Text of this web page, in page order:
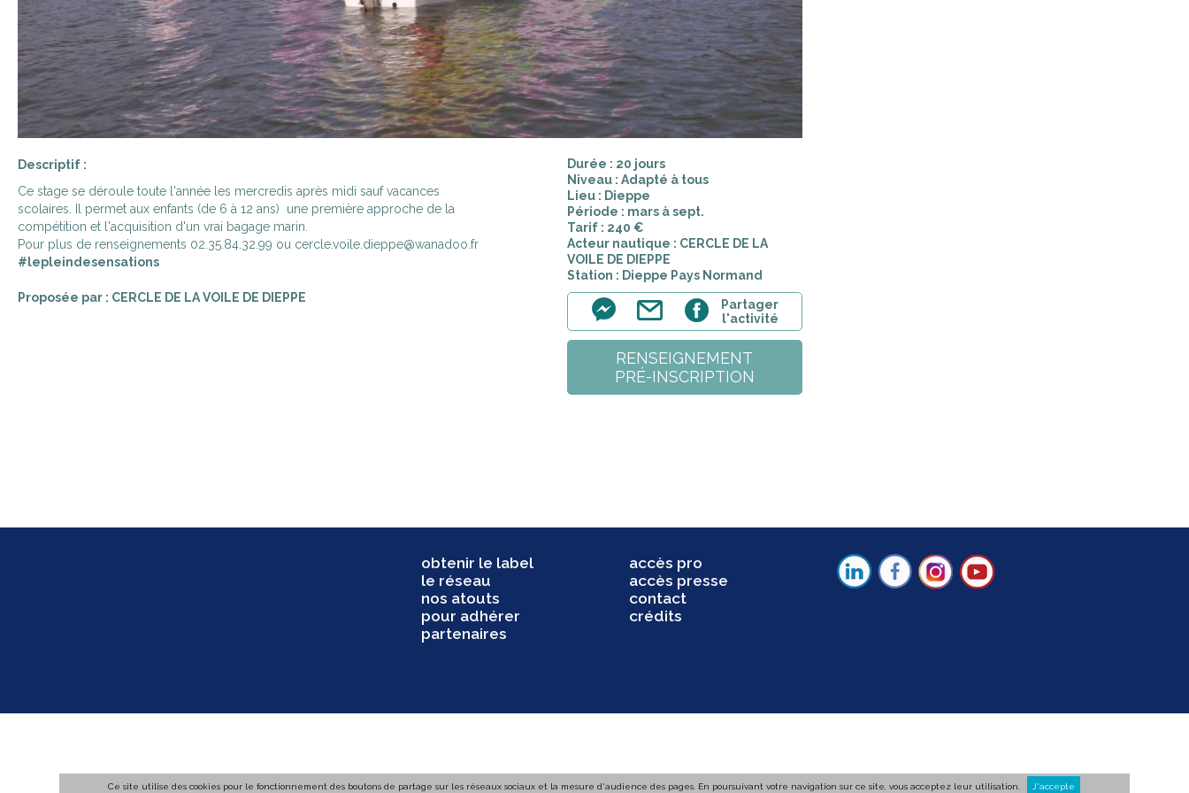
Ce site utilise des cookies pour le fonctionnement des boutons de partage sur les réseaux sociaux et la mesure d'audience des pages. En poursuivant votre navigation sur ce site, vous acceptez leur utilisation. J'accepte
Durée : 20 jours
Niveau : Adapté à tous
Lieu : Dieppe
Période : mars à sept.
Tarif : 240 €
Acteur nautique : CERCLE DE LA
VOILE DE DIEPPE
Station : Dieppe Pays Normand
Partager
l'activité
RENSEIGNEMENT
PRÉ-INSCRIPTION
Descriptif :
Ce stage se déroule toute l'année les mercredis après midi sauf vacances
scolaires. Il permet aux enfants (de 6 à 12 ans) une première approche de la
compétition et l'acquisition d'un vrai bagage marin.
Pour plus de renseignements 02.35.84.32.99 ou cercle.voile.dieppe@wanadoo.fr
#lepleindesensations
Proposée par : CERCLE DE LA VOILE DE DIEPPE
obtenir le label
le réseau
nos atouts
pour adhérer
partenaires
accès pro
accès presse
contact
crédits